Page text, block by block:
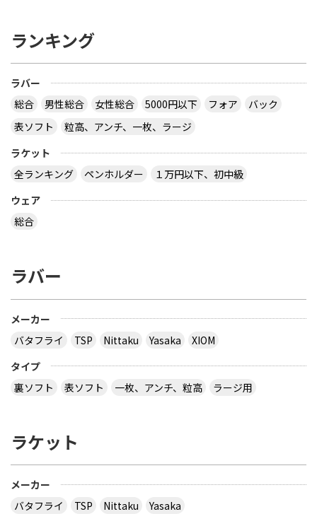
ランキング
ラバー
総合
男性総合 女性総合 5000円以下 フォア
バック
表ソフト
粒高、アンチ、一枚、ラージ
ラケット
全ランキング
ペンホルダー
１万円以下、初中級
ウェア
総合
ラバー
メーカー
バタフライ
TSP Nittaku Yasaka
XIOM
タイプ
裏ソフト
表ソフト 一枚、アンチ、粒高 ラージ用
ラケット
メーカー
バタフライ
TSP Nittaku
Yasaka